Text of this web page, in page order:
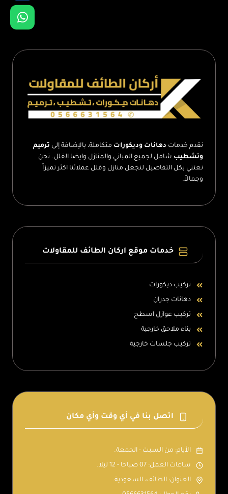
نقدم خدمات دهانات وديكورات متكاملة، بالإضافة إلى ترميم
وتشطيب شامل لجميع المباني والمنازل وايضا الفلل. نحن
نعتني بكل التفاصيل لنجعل منازل وفلل عملائنا اكثر تميزاً
وجمالاً.
خدمات موقع اركان الطائف للمقاولات
تركيب ديكورات
دهانات جدران
تركيب عوازل اسطح
بناء ملاحق خارجية
تركيب جلسات خارجية
اتصل بنا في أي وقت وأي مكان
الأيام: من السبت - الجمعة.
ساعات العمل: 07 صباحا - 12 ليلا.
العنوان: الطائف، السعودية.